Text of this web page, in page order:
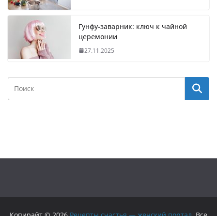
Гунфу-заварник: ключ к чайной
церемонии
27.11.2025